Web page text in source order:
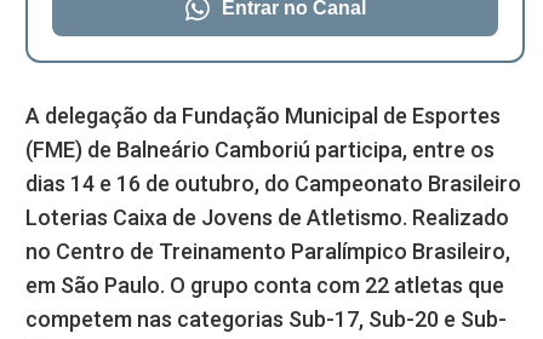
Entrar no Canal
A delegação da Fundação Municipal de Esportes
(FME) de Balneário Camboriú participa, entre os
dias 14 e 16 de outubro, do Campeonato Brasileiro
Loterias Caixa de Jovens de Atletismo. Realizado
no Centro de Treinamento Paralímpico Brasileiro,
em São Paulo. O grupo conta com 22 atletas que
competem nas categorias Sub-17, Sub-20 e Sub-